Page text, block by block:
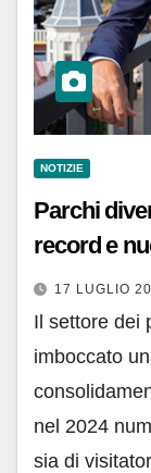
NOTIZIE
Parchi
record e
17 LUGLIO
Il settore dei
imboccato
nel 2024
sia di